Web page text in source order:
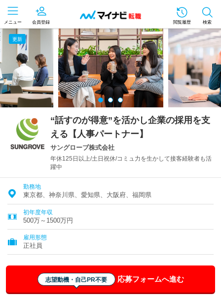
メニュー 会員登録 閲覧履歴 検索
更新
“話すのが得意”を活かし企業の採用を支
える【人事パートナー】
サングローブ株式会社
年休125日以上/土日祝休/コミュ力を生かして接客経験者も活
躍中
勤務地
東京都、神奈川県、愛知県、大阪府、福岡県
初年度年収
500万～1500万円
雇用形態
正社員
志望動機・自己PR不要 応募フォームへ進む